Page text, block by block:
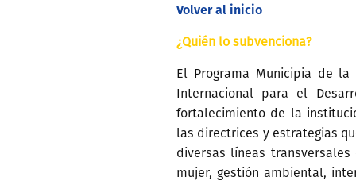
Volver al inicio
¿Quién lo subvenciona?
El Programa Municipia de la
Internacional para el
fortalecimiento de la
las directrices y estrategias
diversas líneas
mujer, gestión ambiental,